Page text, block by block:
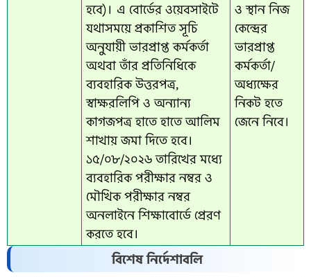
হবে)। এ বোর্ডের ওয়েবসাইটে
যথাসময়ে প্রকাশিত সূচি
অনুযায়ী ভারপ্রাপ্ত কর্মকর্তা
অথবা তাঁর প্রতিনিধিকে
ব্যবহারিক উত্তরপত্র,
স্বাক্ষরলিপি ও অন্যান্য
কাগজপত্র হাতে হাতে আলিম
শাখায় জমা দিতে হবে।
১৫/০৮/২০২৬ তারিখের মধ্যে
ব্যবহারিক পরীক্ষার নম্বর ও
মৌখিক পরীক্ষার নম্বর
অনলাইনে শিক্ষাবোর্ডে প্রেরণ
করতে হবে।
ও স্থান নিজ
কেন্দ্রের
ভারপ্রাপ্ত
কর্মকর্তা/
অধ্যক্ষের
নিকট হতে
জেনে নিবে।
বিশেষ নির্দেশাবলি